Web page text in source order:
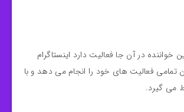
خواننده در آن جا فعالیت دارد اینستاگرام
تمامی فعالیت های خود را انجام می دهد و با
می گیرد.